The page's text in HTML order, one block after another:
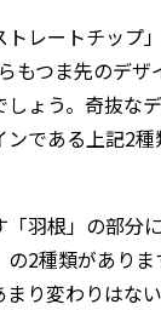
レートチップ
もつま先のデザ
しょう。奇抜な
である上記2
「羽根」の部分
2種類があり
まり変わりはな